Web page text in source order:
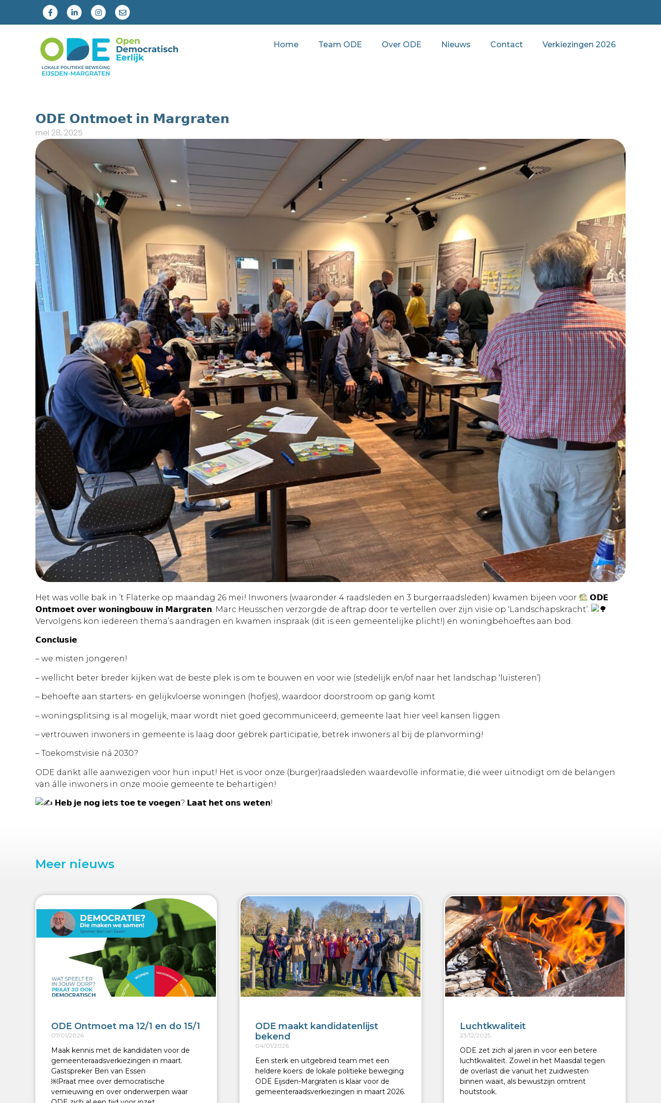
Home Team ODE Over ODE Nieuws Contact Verkiezingen 2026
𝗢𝗗𝗘 𝗢𝗻𝘁𝗺𝗼𝗲𝘁 𝗶𝗻 𝗠𝗮𝗿𝗴𝗿𝗮𝘁𝗲𝗻
mei 28, 2025
Het was volle bak in ’t Flaterke op maandag 26 mei! Inwoners (waaronder 4 raadsleden en 3 burgerraadsleden) kwamen bijeen voor
𝗢𝗗𝗘
𝗢𝗻𝘁𝗺𝗼𝗲𝘁 𝗼𝘃𝗲𝗿 𝘄𝗼𝗻𝗶𝗻𝗴𝗯𝗼𝘂𝘄 𝗶𝗻 𝗠𝗮𝗿𝗴𝗿𝗮𝘁𝗲𝗻. Marc Heusschen verzorgde de aftrap door te vertellen over zijn visie op ‘Landschapskracht’.
Vervolgens kon iedereen thema’s aandragen en kwamen inspraak (dit is een gemeentelijke plicht!) en woningbehoeftes aan bod.
𝗖𝗼𝗻𝗰𝗹𝘂𝘀𝗶𝗲:
– we misten jongeren!
– wellicht beter breder kijken wat de beste plek is om te bouwen en voor wie (stedelijk en/of naar het landschap ‘luisteren’)
– behoefte aan starters- en gelijkvloerse woningen (hofjes), waardoor doorstroom op gang komt
– woningsplitsing is al mogelijk, maar wordt niet goed gecommuniceerd, gemeente laat hier veel kansen liggen
– vertrouwen inwoners in gemeente is laag door gebrek participatie, betrek inwoners al bij de planvorming!
– Toekomstvisie ná 2030?
ODE dankt alle aanwezigen voor hun input! Het is voor onze (burger)raadsleden waardevolle informatie, die weer uitnodigt om de belangen
van álle inwoners in onze mooie gemeente te behartigen!
𝗛𝗲𝗯 𝗷𝗲 𝗻𝗼𝗴 𝗶𝗲𝘁𝘀 𝘁𝗼𝗲 𝘁𝗲 𝘃𝗼𝗲𝗴𝗲𝗻? 𝗟𝗮𝗮𝘁 𝗵𝗲𝘁 𝗼𝗻𝘀 𝘄𝗲𝘁𝗲𝗻!
Meer nieuws
ODE Ontmoet ma 12/1 en do 15/1
07/01/2026
Maak kennis met de kandidaten voor de
gemeenteraadsverkiezingen in maart.
Gastspreker Ben van Essen
￼Praat mee over democratische
vernieuwing en over onderwerpen waar
ODE maakt kandidatenlijst
bekend
04/01/2026
Een sterk en uitgebreid team met een
heldere koers: de lokale politieke beweging
ODE Eijsden-Margraten is klaar voor de
gemeenteraadsverkiezingen in maart 2026.
Luchtkwaliteit
23/12/2025
ODE zet zich al jaren in voor een betere
luchtkwaliteit. Zowel in het Maasdal tegen
de overlast die vanuit het zuidwesten
binnen waait, als bewustzijn omtrent
houtstook.